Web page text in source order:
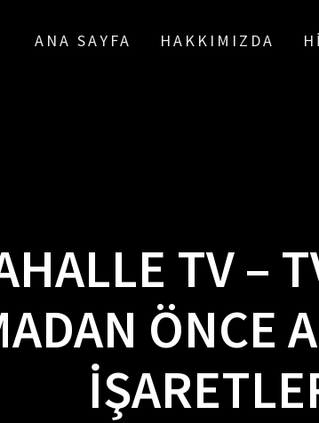
ANA SAYFA HAKKIMIZDA
TV –
ÖNCE